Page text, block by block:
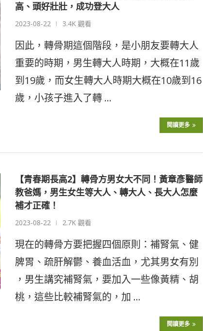
高、頭好壯壯，成功登大人
2023-08-22 3.4K 觀看
因此，轉骨期這個階段，是小朋友要轉大人
重要的時期，男生轉大人時期，大概在11歲
到19歲，而女生轉大人時期大概在10歲到16
歲，小孩子進入了轉 …
閱讀更多
【青春期長高2】轉骨方男女大不同！黃章彥醫師
教爸媽，男生女生等大人、轉大人、長大人怎麼
補才正確！
2023-08-22 2.7K 觀看
現在的轉骨方要把握四個原則：補腎氣、健
脾胃、疏肝解鬱、養血活血，尤其男女有別
，男生講究補腎氣，要加入一些像黃精、胡
桃，這些比較補腎氣的，加 …
閱讀更多